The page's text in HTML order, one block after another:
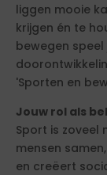
liggen mooie
krijgen én te
bewegen
'Sporten en
Jouw rol als
Sport is zoveel
mensen
en creëert